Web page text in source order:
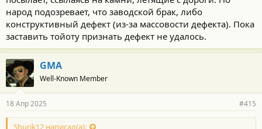
народ подозревает, что заводской брак, либо
конструктивный дефект (из-за массовости дефекта). Пока
заставить тойоту признать дефект не удалось.
GMA
Well-Known Member
18 Апр 2025 #415
Shurik12 написал(а):